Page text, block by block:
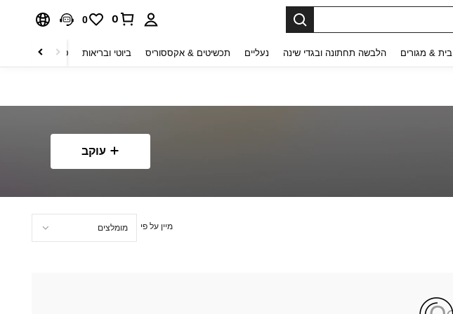
0
0
בית & מגורים הלבשה תחתונה ובגדי שינה נעליים תכשיטים & אקססוריס ביוטי ובריאות טקסטיל לבית
עוקב
מיין על פי